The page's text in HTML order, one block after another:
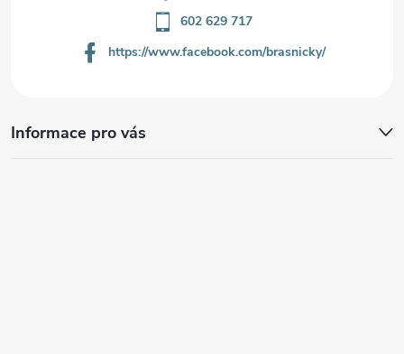
602 629 717
https://www.facebook.com/brasnicky/
Informace pro vás